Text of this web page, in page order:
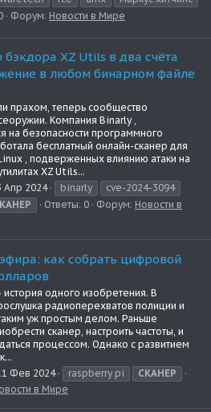
Форум: Новости в Мире
бэкдора XZ Utils в два счёта
в любом бинарном файле
прахом, теперь сообщество
Компания Binarly ,
на безопасности программного
бесплатный онлайн-сканер для
, подверженных влиянию атаки на
XZ Utils...
Апр 2024 binarly
cve-2024-3094
Ответы: 0 Форум: Новости в
как собрать цифровой
одного изобретения. В
радиоперехватов полиции и
уж простым делом. Раньше
сканер, настроить частоты, и
процессом. Однако с развитием
Фев 2024 raspberry pi
СКАНЕР
в Мире